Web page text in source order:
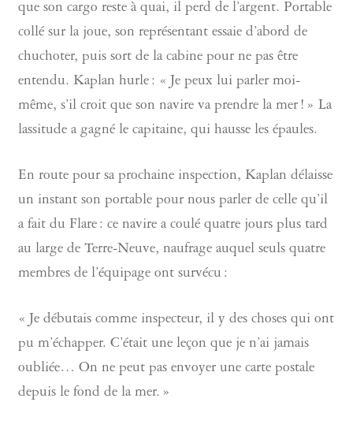
que son cargo reste à quai, il perd de l’argent. Portable
collé sur la joue, son représentant essaie d’abord de
chuchoter, puis sort de la cabine pour ne pas être
entendu. Kaplan hurle : « Je peux lui parler moi-
même, s’il croit que son navire va prendre la mer ! » La
lassitude a gagné le capitaine, qui hausse les épaules.
En route pour sa prochaine inspection, Kaplan délaisse
un instant son portable pour nous parler de celle qu’il
a fait du Flare : ce navire a coulé quatre jours plus tard
au large de Terre-Neuve, naufrage auquel seuls quatre
membres de l’équipage ont survécu :
« Je débutais comme inspecteur, il y des choses qui ont
pu m’échapper. C’était une leçon que je n’ai jamais
oubliée… On ne peut pas envoyer une carte postale
depuis le fond de la mer. »